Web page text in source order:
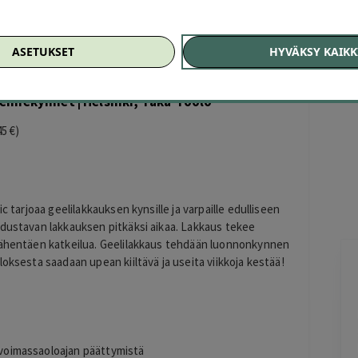
sovelluksemme iPhonelletaiAndroidille
| Helsinki, Taka-Töölö
€)
geelilakkauksen kynsille ja varpaille edulliseen
lakkauksen pitkäksi aikaa. Lakkaus tekee
katkeilua. Geelilakkaus tehdään luonnonkynnen
saadaan upean kiiltävä ja useita viikkoja kestää!
päättymistä
Maria Kujala
ASETUKSET HYVÄKSY